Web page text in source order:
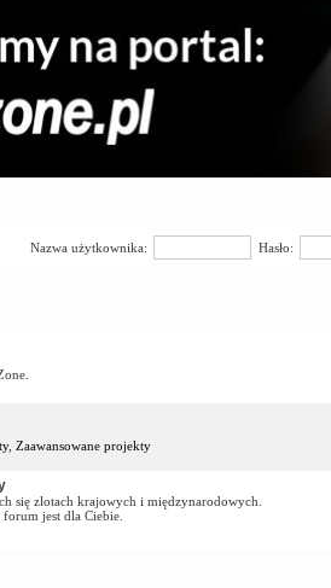
Nazwa użytkownika: Hasło:
, Zaawansowane projekty
się zlotach krajowych i międzynarodowych.
jest dla Ciebie.